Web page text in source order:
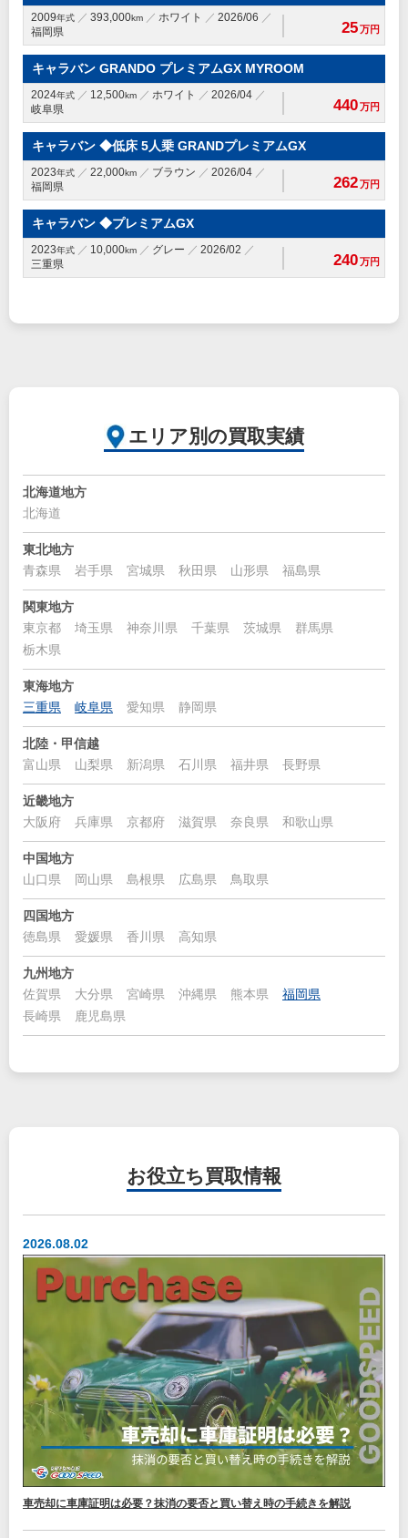
2009年式 393,000km ホワイト
2026/06
福岡県
25万円
キャラバン GRANDO プレミアムGX MYROOM
2024年式 12,500km ホワイト
2026/04
岐阜県
440万円
キャラバン ◆低床 5人乗 GRANDプレミアムGX
2023年式 22,000km ブラウン
2026/04
福岡県
262万円
キャラバン ◆プレミアムGX
2023年式 10,000km グレー
2026/02
三重県
240万円
エリア別の買取実績
北海道地方
北海道
東北地方
青森県
岩手県 宮城県 秋田県 山形県 福島県
関東地方
東京都
埼玉県 神奈川県 千葉県 茨城県
群馬県
栃木県
東海地方
三重県
岐阜県 愛知県 静岡県
北陸・甲信越
富山県
山梨県 新潟県 石川県 福井県 長野県
近畿地方
大阪府
兵庫県 京都府 滋賀県 奈良県 和歌山県
中国地方
山口県
岡山県 島根県 広島県 鳥取県
四国地方
徳島県
愛媛県 香川県 高知県
九州地方
佐賀県
大分県 宮崎県 沖縄県 熊本県
福岡県
長崎県
鹿児島県
お役立ち 買取情報
2026.08.02
車売却に車庫証明は必要？抹消の要否と買い替え時の手続きを解説